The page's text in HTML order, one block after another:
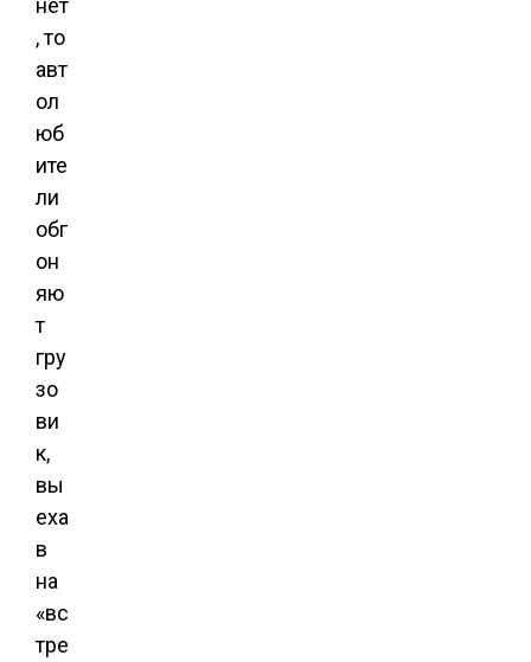
, то
авт
ол
юб
ите
ли
обг
он
яю
т
гру
зо
ви
к,
вы
еха
в
на
«вс
тре